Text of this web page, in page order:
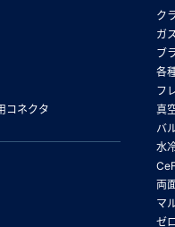
コネクタ
ク
ガ
ブ
各
フ
真
バ
水
両
マ
ゼ